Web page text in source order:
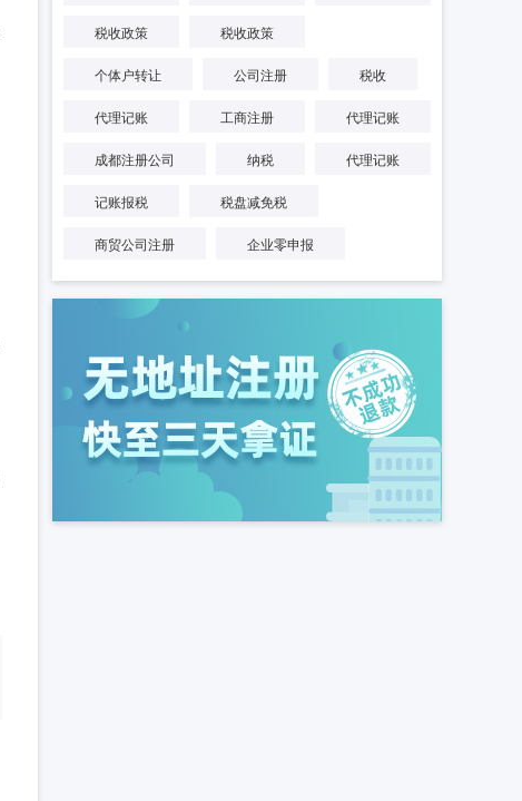
税收政策 税收政策
个体户转让 公司注册 税收
代理记账 工商注册 代理记账
成都注册公司 纳税 代理记账
记账报税 税盘减免税
商贸公司注册 企业零申报